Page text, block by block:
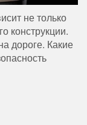
не только
конструкции.
дороге. Какие